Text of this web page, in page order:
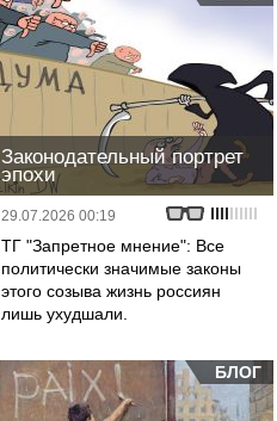
Законодательный портрет
эпохи
29.07.2026 00:19
ТГ "Запретное мнение": Все
политически значимые законы
этого созыва жизнь россиян
лишь ухудшали.
БЛОГ